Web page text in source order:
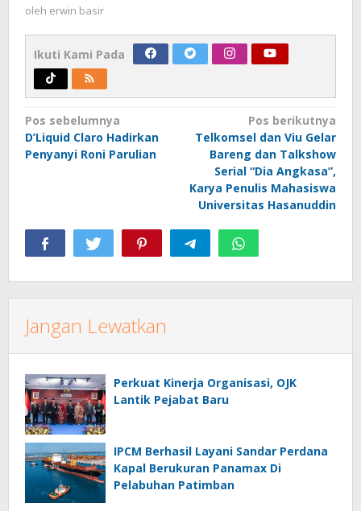
oleh erwin basir
Ikuti Kami Pada
Navigasi
pos
Pos sebelumnya
D’Liquid Claro Hadirkan
Penyanyi Roni Parulian
Pos berikutnya
Telkomsel dan Viu Gelar
Bareng dan Talkshow
Serial “Dia Angkasa”,
Karya Penulis Mahasiswa
Universitas Hasanuddin
Jangan Lewatkan
Perkuat Kinerja Organisasi, OJK
Lantik Pejabat Baru
IPCM Berhasil Layani Sandar Perdana
Kapal Berukuran Panamax Di
Pelabuhan Patimban